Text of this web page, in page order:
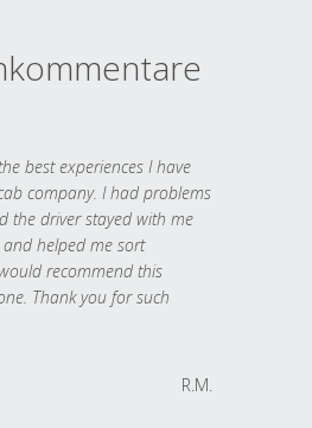
best experiences I have
company. I had problems
the driver stayed with me
helped me sort
recommend this
Thank you for such
R.M.